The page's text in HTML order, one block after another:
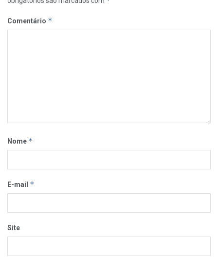
Comentário *
Nome *
E-mail *
Site